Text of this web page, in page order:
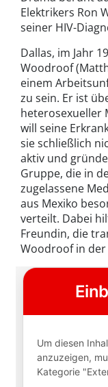
Elektrikers Ron
seiner HIV-
Dallas, im Jahr
Woodroof
einem
zu sein. Er ist
heterosexueller
will seine
sie schließlich
aktiv und
Gruppe, die in
zugelassene
aus Mexiko
verteilt. Dabei
Freundin, die
Woodroof in